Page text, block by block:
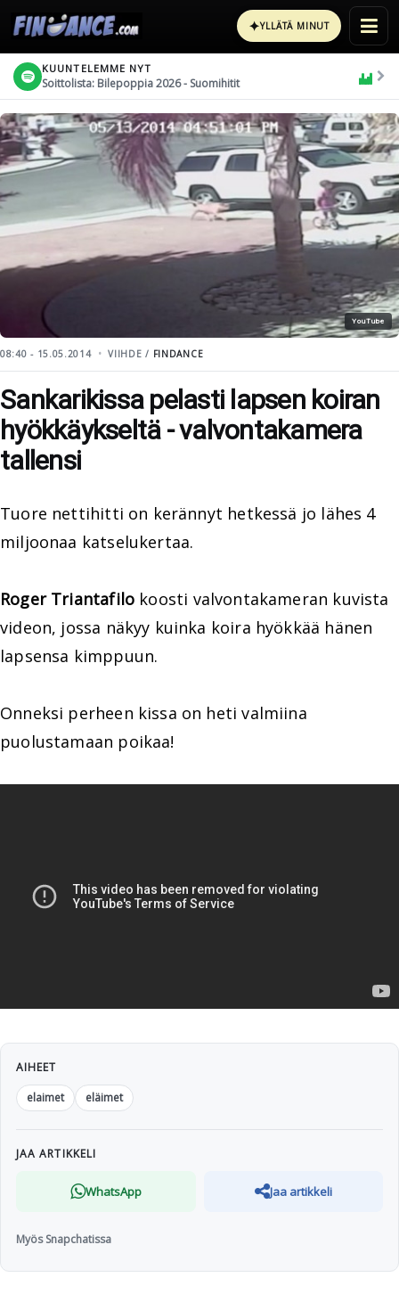
✦YLLÄTÄ MINUT
KUUNTELEMME NYT
Soittolista: Bilepoppia 2026 - Suomihitit
YouTube
08:40 - 15.05.2014 VIIHDE / FINDANCE
Sankarikissa pelasti lapsen koiran
hyökkäykseltä - valvontakamera
tallensi
Tuore nettihitti on kerännyt hetkessä jo lähes 4
miljoonaa katselukertaa.
Roger Triantafilo koosti valvontakameran kuvista
videon, jossa näkyy kuinka koira hyökkää hänen
lapsensa kimppuun.
Onneksi perheen kissa on heti valmiina
puolustamaan poikaa!
AIHEET
elaimet
eläimet
JAA ARTIKKELI
WhatsApp Jaa artikkeli
Myös Snapchatissa